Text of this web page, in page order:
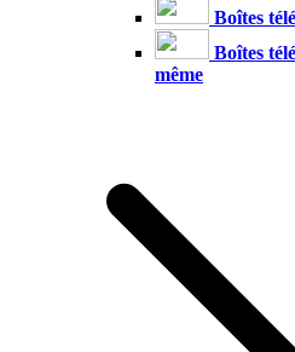
Boîtes
Boîtes
même